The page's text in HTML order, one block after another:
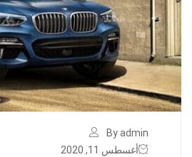
By admin
أغسطس 11, 2020